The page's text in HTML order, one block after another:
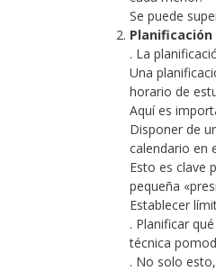
Se puede
. La
Una
horario de
Aquí es
Disponer de
calendario en
Esto es clave
pequeña
Establecer
. Planificar
técnica
. No solo